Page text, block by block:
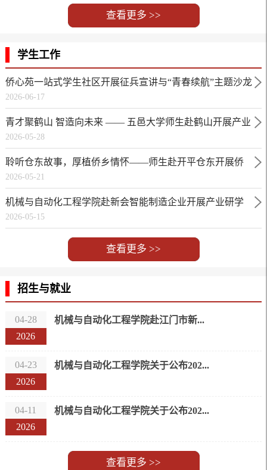
查看更多 >>
学生工作
侨心苑一站式学生社区开展征兵宣讲与“青春续航”主题沙龙
2026-06-17
青才聚鹤山 智造向未来 —— 五邑大学师生赴鹤山开展产业
研学活动
2026-05-28
聆听仓东故事，厚植侨乡情怀——师生赴开平仓东开展侨
乡红色文化研学活动
2026-05-21
机械与自动化工程学院赴新会智能制造企业开展产业研学
活动
2026-05-15
查看更多 >>
招生与就业
04-28
2026
机械与自动化工程学院赴江门市新...
04-23
2026
机械与自动化工程学院关于公布202...
04-11
2026
机械与自动化工程学院关于公布202...
查看更多 >>